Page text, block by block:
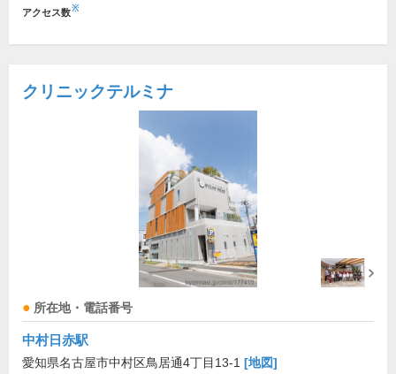
アクセス数※
クリニックテルミナ
所在地・電話番号
中村日赤駅
愛知県名古屋市中村区鳥居通4丁目13-1 [地図]